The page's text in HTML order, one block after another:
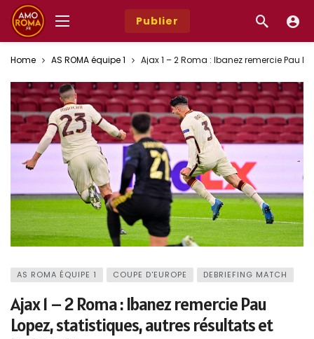
Publier
Home AS ROMA équipe 1 Ajax 1 – 2 Roma : Ibanez remercie Pau
AS ROMA ÉQUIPE 1 COUPE D'EUROPE DEBRIEFING MATCH
Ajax 1 – 2 Roma : Ibanez remercie Pau
Lopez, statistiques, autres résultats et